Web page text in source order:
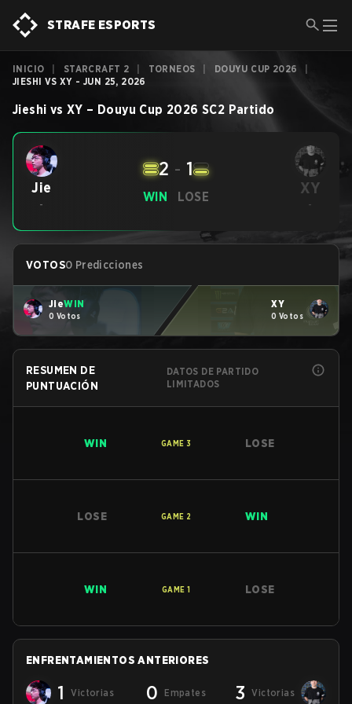
STRAFE ESPORTS
INICIO STARCRAFT 2 TORNEOS DOUYU CUP 2026
JIESHI VS XY - JUN 25, 2026
Jieshi vs XY – Douyu Cup 2026 SC2 Partido
Jie
-
WIN
2 - 1
LOSE XY
-
VOTOS0 Predicciones
JieWIN
0 Votos
XY
0 Votos
RESUMEN DE
PUNTUACIÓN
DATOS DE PARTIDO
LIMITADOS
WIN GAME 3 LOSE
LOSE GAME 2 WIN
WIN GAME 1 LOSE
ENFRENTAMIENTOS ANTERIORES
1 Victorias 0 Empates 3 Victorias